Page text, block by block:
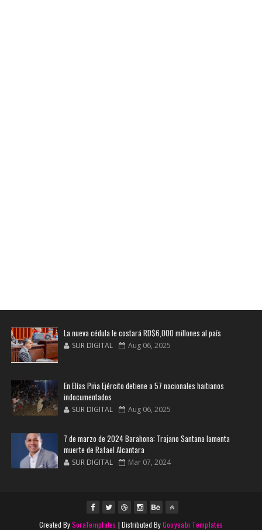
La nueva cédula le costará RD$6,000 millones al país
SUR DIGITAL Aug 06, 2025
En Elías Piña Ejército detiene a 57 nacionales haitianos
indocumentados
SUR DIGITAL Aug 06, 2025
7 de marzo de 2024 Barahona: Trajano Santana lamenta
muerte de Rafael Alcantara
SUR DIGITAL Mar 07, 2024
Created BySoraTemplates | Distributed ByGooyaabi Templates